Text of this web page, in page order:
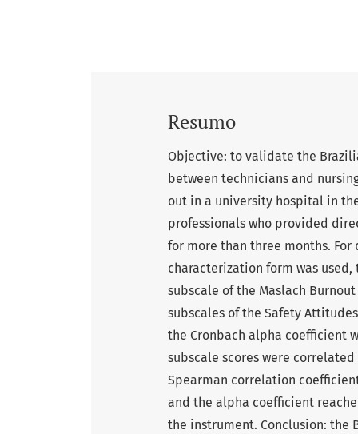
Resumo
Objective: to validate the
between technicians and
out in a university hospital in
professionals who provided
for more than three months.
characterization form was
subscale of the Maslach
subscales of the Safety
the Cronbach alpha coefficient
subscale scores were
Spearman correlation
and the alpha coefficient
the instrument. Conclusion: the